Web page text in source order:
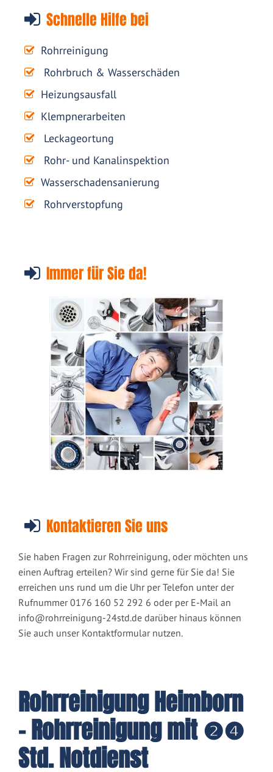
Schnelle Hilfe bei
Rohrreinigung
Rohrbruch & Wasserschäden
Heizungsausfall
Klempnerarbeiten
Leckageortung
Rohr- und Kanalinspektion
Wasserschadensanierung
Rohrverstopfung
Immer für Sie da!
Kontaktieren Sie uns
Sie haben Fragen zur Rohrreinigung, oder möchten uns
einen Auftrag erteilen? Wir sind gerne für Sie da! Sie
erreichen uns rund um die Uhr per Telefon unter der
Rufnummer 0176 160 52 292 6 oder per E-Mail an
info@rohrreinigung-24std.de darüber hinaus können
Sie auch unser Kontaktformular nutzen.
Rohrreinigung Heimborn
- Rohrreinigung mit ❷❹
Std. Notdienst